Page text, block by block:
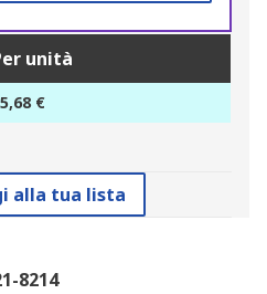
unità
€
alla tua lista
8214